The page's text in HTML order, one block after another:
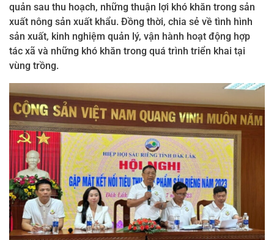
quản sau thu hoạch, những thuận lợi khó khăn trong sản
xuất nông sản xuất khẩu. Đồng thời, chia sẻ về tình hình
sản xuất, kinh nghiệm quản lý, vận hành hoạt động hợp
tác xã và những khó khăn trong quá trình triển khai tại
vùng trồng.